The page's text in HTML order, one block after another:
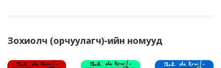
Зохиолч (орчуулагч)-ийн номууд